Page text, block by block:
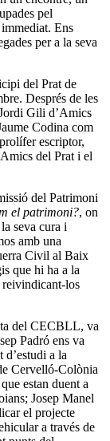
pel
Ens
per a la seva
del Prat de
Després de les
Gili d’Amics
Codina com
escriptor,
del Prat i el
del Patrimoni
el patrimoni?, on
seva cura i
amb una
Civil al Baix
que hi ha a la
reivindicant-los
del CECBLL, va
Padró ens va
d’estudi a la
Cervelló-Colònia
estan duent a
Josep Manel
el projecte
a través de